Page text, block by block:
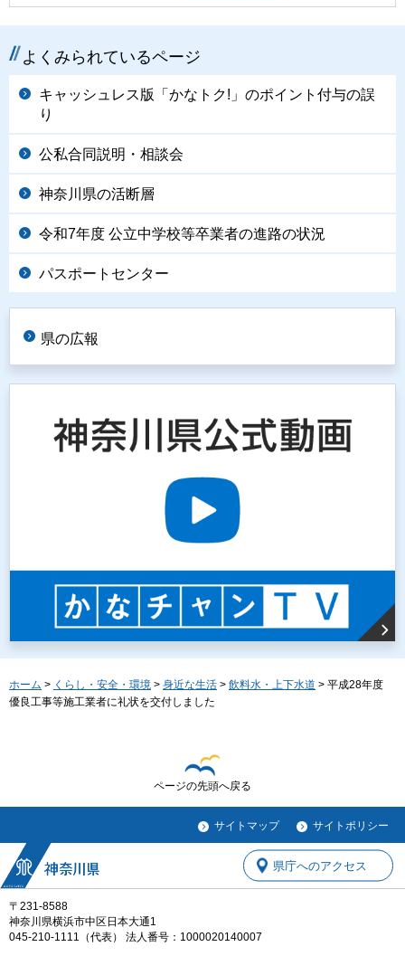
よくみられているページ
キャッシュレス版「かなトク!」のポイント付与の誤
り
公私合同説明・相談会
神奈川県の活断層
令和7年度 公立中学校等卒業者の進路の状況
パスポートセンター
県の広報
ホーム > くらし・安全・環境 > 身近な生活 > 飲料水・上下水道 > 平成28年度
優良工事等施工業者に礼状を交付しました
ページの先頭へ戻る
サイトマップ サイトポリシー
〒231-8588
神奈川県横浜市中区日本大通1
045-210-1111（代表） 法人番号：1000020140007
県庁へのアクセス